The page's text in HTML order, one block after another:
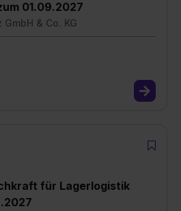
01.09.2027
& Co. KG
für Lagerlogistik